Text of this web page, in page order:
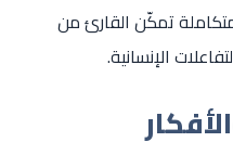
تمكّن القارئ من
الإنسانية.